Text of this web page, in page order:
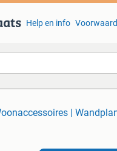
Help en info
|